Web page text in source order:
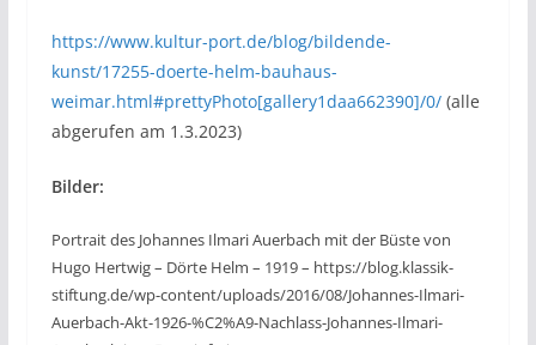
https://www.kultur-port.de/blog/bildende-
kunst/17255-doerte-helm-bauhaus-
weimar.html#prettyPhoto[gallery1daa662390]/0/(alle
abgerufen am 1.3.2023)
Bilder:
Portrait des Johannes Ilmari Auerbach mit der Büste von
Hugo Hertwig – Dörte Helm – 1919 – https://blog.klassik-
stiftung.de/wp-content/uploads/2016/08/Johannes-Ilmari-
Auerbach-Akt-1926-%C2%A9-Nachlass-Johannes-Ilmari-